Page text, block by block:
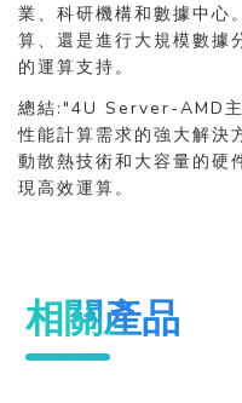
業、科研機構和數據中心
算、還是進行大規模數據
的運算支持。
總結:"4U Server-AMD
性能計算需求的強大解決
動散熱技術和大容量的硬
現高效運算。
相關產品